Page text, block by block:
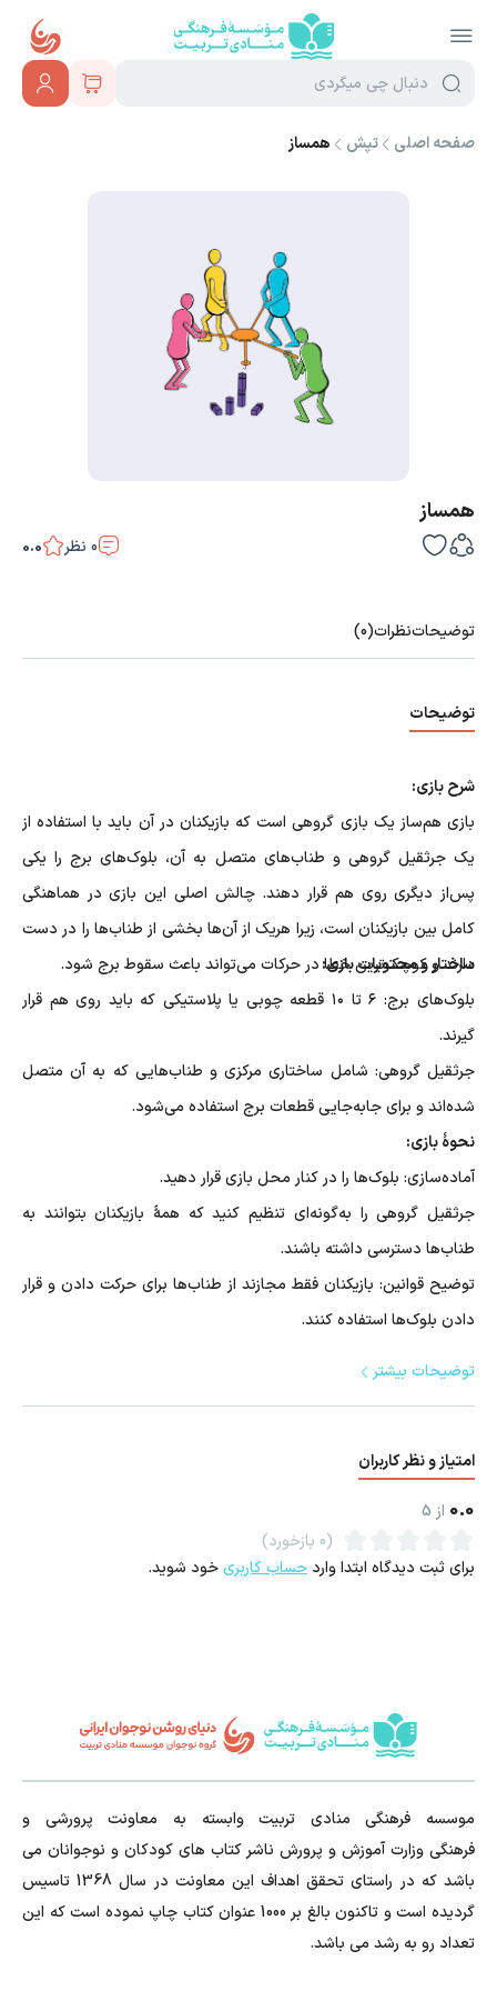
صفحه اصلی تپش همساز
همساز
0 نظر 0.0
توضیحاتنظرات(0)
توضیحات
شرح بازی:
بازی هم‌ساز یک بازی گروهی است که بازیکنان در آن باید با استفاده از
یک جرثقیل گروهی و طناب‌های متصل به آن، بلوک‌های برج را یکی
پس‌از دیگری روی هم قرار دهند. چالش اصلی این بازی در هماهنگی
کامل بین بازیکنان است، زیرا هر‌یک از آن‌ها بخشی از طناب‌ها را در دست
دارند و کوچک‌ترین خطا در حرکات می‌تواند باعث سقوط برج شود.
ساختار و محتویات بازی:
بلوک‌های برج: ۶ تا ۱۰ قطعه چوبی یا پلاستیکی که باید روی هم قرار
گیرند.
جرثقیل گروهی: شامل ساختاری مرکزی و طناب‌هایی که به آن متصل
شده‌اند و برای جابه‌جایی قطعات برج استفاده می‌شود.
نحوۀ بازی:
آماده‌سازی: بلوک‌ها را در کنار محل بازی قرار دهید.
جرثقیل گروهی را به‌گونه‌ای تنظیم کنید که همۀ بازیکنان بتوانند به
طناب‌ها دسترسی داشته باشند.
توضیح قوانین: بازیکنان فقط مجازند از طناب‌ها برای حرکت دادن و قرار
دادن بلوک‌ها استفاده کنند.
بگیرند.
تیم برنده، گروهی است که برج را با بیشترین ارتفاع و بدون سقوط بسازد.
توضیحات بیشتر
امتیاز و نظر کاربران
0.0 از 5
(0 بازخورد)
برای ثبت دیدگاه ابتدا وارد حساب کاربریخود شوید.
موسسه فرهنگی منادی تربیت وابسته به معاونت پرورشی و
فرهنگی وزارت آموزش و پرورش ناشر کتاب های کودکان و نوجوانان می
باشد که در راستای تحقق اهداف این معاونت در سال 1368 تاسیس
گردیده است و تاکنون بالغ بر 1000 عنوان کتاب چاپ نموده است که این
تعداد رو به رشد می باشد.